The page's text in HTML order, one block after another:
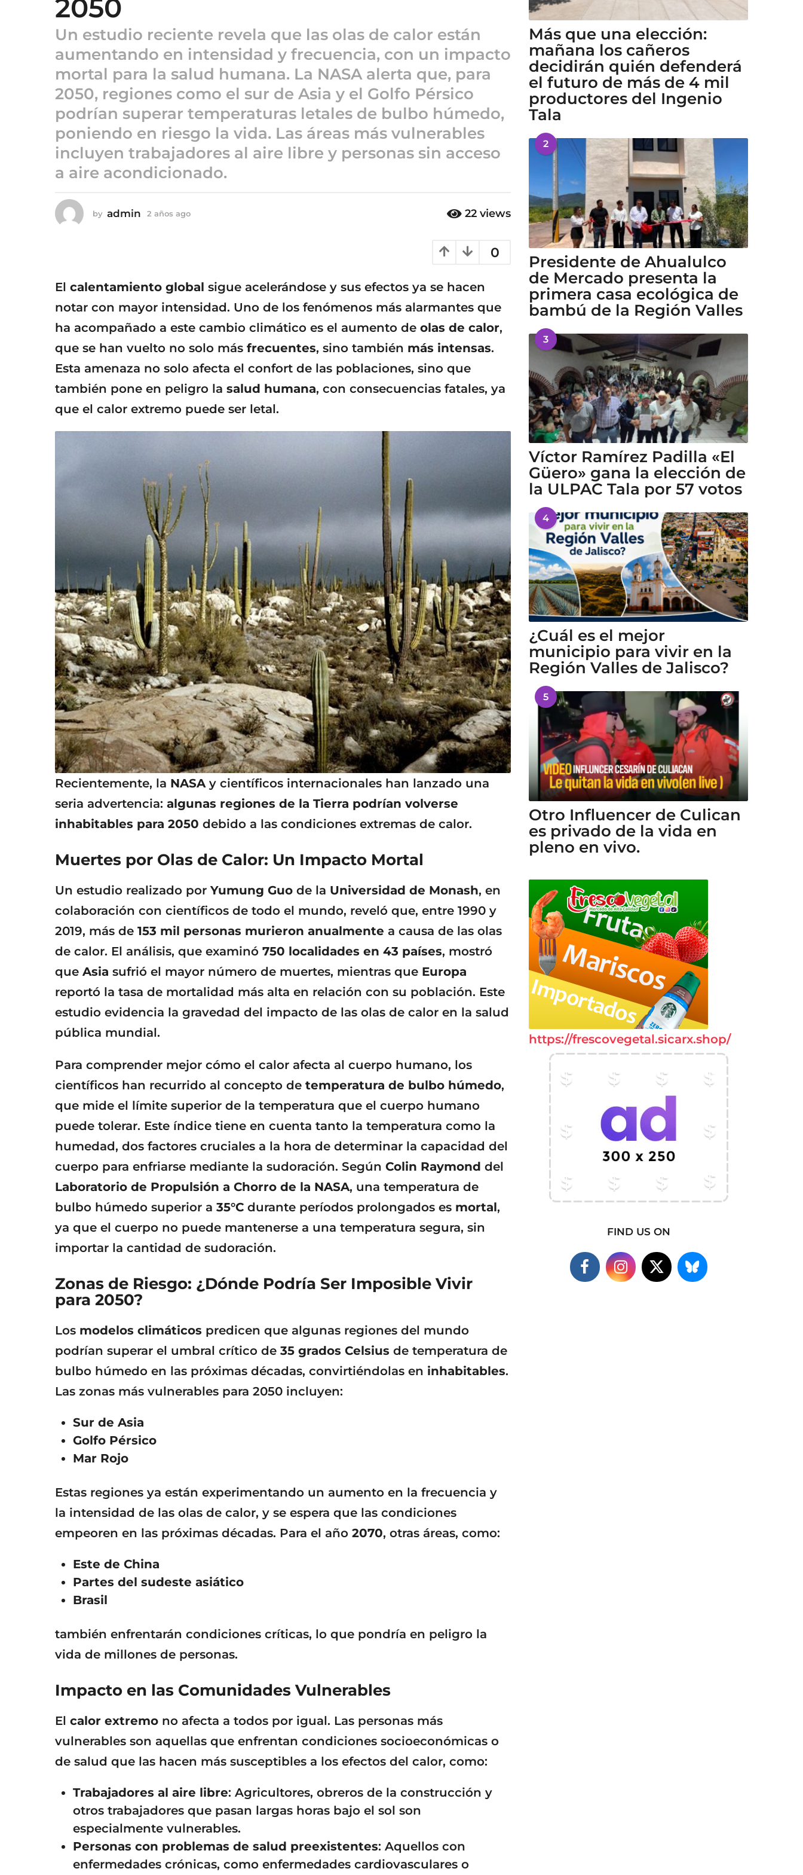
2
a
ñ
o
a
g
2050
Un estudio reciente revela que las olas de calor están
aumentando en intensidad y frecuencia, con un impacto
mortal para la salud humana. La NASA alerta que, para
2050, regiones como el sur de Asia y el Golfo Pérsico
podrían superar temperaturas letales de bulbo húmedo,
poniendo en riesgo la vida. Las áreas más vulnerables
incluyen trabajadores al aire libre y personas sin acceso
a aire acondicionado.
by admin 2 años ago
o
22 views
0
El calentamiento global sigue acelerándose y sus efectos ya se hacen
notar con mayor intensidad. Uno de los fenómenos más alarmantes que
ha acompañado a este cambio climático es el aumento de olas de calor,
que se han vuelto no solo más frecuentes, sino también más intensas.
Esta amenaza no solo afecta el confort de las poblaciones, sino que
también pone en peligro la salud humana, con consecuencias fatales, ya
que el calor extremo puede ser letal.
Recientemente, la NASAy científicos internacionales han lanzado una
seria advertencia: algunas regiones de la Tierra podrían volverse
inhabitables para 2050 debido a las condiciones extremas de calor.
Muertes por Olas de Calor: Un Impacto Mortal
Un estudio realizado por Yumung Guo de la Universidad de Monash, en
colaboración con científicos de todo el mundo, reveló que, entre 1990 y
2019, más de 153 mil personas murieron anualmente a causa de las olas
de calor. El análisis, que examinó 750 localidades en 43 países, mostró
que Asia sufrió el mayor número de muertes, mientras que Europa
reportó la tasa de mortalidad más alta en relación con su población. Este
estudio evidencia la gravedad del impacto de las olas de calor en la salud
pública mundial.
Para comprender mejor cómo el calor afecta al cuerpo humano, los
científicos han recurrido al concepto de temperatura de bulbo húmedo,
que mide el límite superior de la temperatura que el cuerpo humano
puede tolerar. Este índice tiene en cuenta tanto la temperatura como la
humedad, dos factores cruciales a la hora de determinar la capacidad del
cuerpo para enfriarse mediante la sudoración. Según Colin Raymond del
Laboratorio de Propulsión a Chorro de la NASA, una temperatura de
bulbo húmedo superior a 35°C durante períodos prolongados es mortal,
ya que el cuerpo no puede mantenerse a una temperatura segura, sin
importar la cantidad de sudoración.
Zonas de Riesgo: ¿Dónde Podría Ser Imposible Vivir
para 2050?
Los modelos climáticos predicen que algunas regiones del mundo
podrían superar el umbral crítico de 35 grados Celsius de temperatura de
bulbo húmedo en las próximas décadas, convirtiéndolas en inhabitables.
Las zonas más vulnerables para 2050 incluyen:
Sur de Asia
Golfo Pérsico
Mar Rojo
Estas regiones ya están experimentando un aumento en la frecuencia y
la intensidad de las olas de calor, y se espera que las condiciones
empeoren en las próximas décadas. Para el año 2070, otras áreas, como:
Este de China
Partes del sudeste asiático
Brasil
también enfrentarán condiciones críticas, lo que pondría en peligro la
vida de millones de personas.
Impacto en las Comunidades Vulnerables
El calor extremo no afecta a todos por igual. Las personas más
vulnerables son aquellas que enfrentan condiciones socioeconómicas o
de salud que las hacen más susceptibles a los efectos del calor, como:
Trabajadores al aire libre: Agricultores, obreros de la construcción y
otros trabajadores que pasan largas horas bajo el sol son
especialmente vulnerables.
Personas con problemas de salud preexistentes: Aquellos con
enfermedades crónicas, como enfermedades cardiovasculares o
Más que una elección:
mañana los cañeros
decidirán quién defenderá
el futuro de más de 4 mil
productores del Ingenio
Tala
2
Presidente de Ahualulco
de Mercado presenta la
primera casa ecológica de
bambú de la Región Valles
3
Víctor Ramírez Padilla «El
Güero» gana la elección de
la ULPAC Tala por 57 votos
4
¿Cuál es el mejor
municipio para vivir en la
Región Valles de Jalisco?
5
Otro Influencer de Culican
es privado de la vida en
pleno en vivo.
https://frescovegetal.sicarx.shop/
FIND US ON